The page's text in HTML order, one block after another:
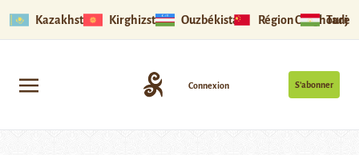
Kazakhstan Kirghizstan Ouzbékistan Région Ouïghoure
S’abonner
Connexion